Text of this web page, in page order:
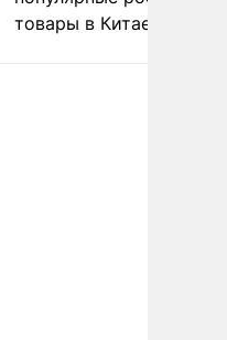
товары в Китае